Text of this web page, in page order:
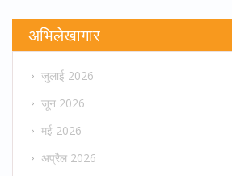
अभिलेखागार
जुलाई 2026
जून 2026
मई 2026
अप्रैल 2026